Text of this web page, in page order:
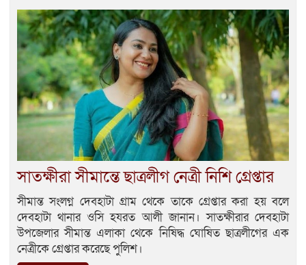
সাতক্ষীরা সীমান্তে ছাত্রলীগ নেত্রী নিশি গ্রেপ্তার
সীমান্ত সংলগ্ন দেবহাটা গ্রাম থেকে তাকে গ্রেপ্তার করা হয় বলে
দেবহাটা থানার ওসি হযরত আলী জানান। সাতক্ষীরার দেবহাটা
উপজেলার সীমান্ত এলাকা থেকে নিষিদ্ধ ঘোষিত ছাত্রলীগের এক
নেত্রীকে গ্রেপ্তার করেছে পুলিশ।